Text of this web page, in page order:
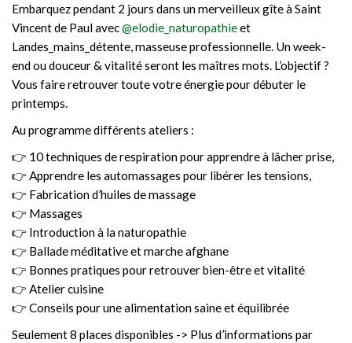
Embarquez pendant 2 jours dans un merveilleux gîte à Saint
Vincent de Paul avec@elodie_naturopathieet
Landes_mains_détente, masseuse professionnelle. Un week-
end ou douceur & vitalité seront les maîtres mots. L’objectif ?
Vous faire retrouver toute votre énergie pour débuter le
printemps.
Au programme différents ateliers :
👉 10 techniques de respiration pour apprendre à lâcher prise,
👉 Apprendre les automassages pour libérer les tensions,
👉 Fabrication d’huiles de massage
👉 Massages
👉 Introduction à la naturopathie
👉 Ballade méditative et marche afghane
👉 Bonnes pratiques pour retrouver bien-être et vitalité
👉 Atelier cuisine
👉 Conseils pour une alimentation saine et équilibrée
Seulement 8 places disponibles -> Plus d’informations par